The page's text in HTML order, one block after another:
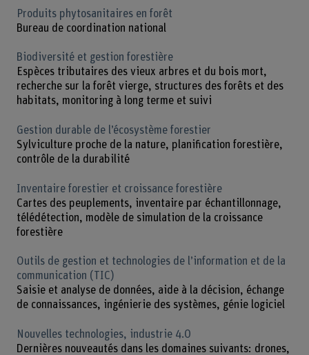
Produits phytosanitaires en forêt
Bureau de coordination national
Biodiversité et gestion forestière
Espèces tributaires des vieux arbres et du bois mort,
recherche sur la forêt vierge, structures des forêts et des
habitats, monitoring à long terme et suivi
Gestion durable de l’écosystème forestier
Sylviculture proche de la nature, planification forestière,
contrôle de la durabilité
Inventaire forestier et croissance forestière
Cartes des peuplements, inventaire par échantillonnage,
télédétection, modèle de simulation de la croissance
forestière
Outils de gestion et technologies de l’information et de la
communication (TIC)
Saisie et analyse de données, aide à la décision, échange
de connaissances, ingénierie des systèmes, génie logiciel
Nouvelles technologies, industrie 4.0
Dernières nouveautés dans les domaines suivants: drones,